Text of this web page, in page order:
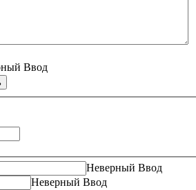
Ввод
Неверный Ввод
Неверный Ввод